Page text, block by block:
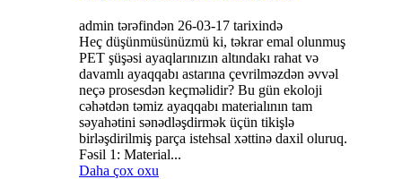
admin tərəfindən 26-03-17 tarixində
Heç düşünmüsünüzmü ki, təkrar emal olunmuş
PET şüşəsi ayaqlarınızın altındakı rahat və
davamlı ayaqqabı astarına çevrilməzdən əvvəl
neçə prosesdən keçməlidir? Bu gün ekoloji
cəhətdən təmiz ayaqqabı materialının tam
səyahətini sənədləşdirmək üçün tikişlə
birləşdirilmiş parça istehsal xəttinə daxil oluruq.
Fəsil 1: Material...
Daha çox oxu